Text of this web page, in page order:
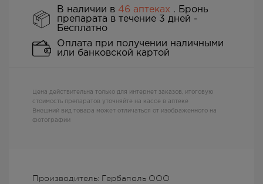
Производитель: Гербаполь ООО
В наличии в 46 аптеках . Бронь
препарата в течение 3 дней -
Бесплатно
Оплата при получении наличными
или банковской картой
Цена действительна только для интернет заказов, итоговую
стоимость препаратов уточняйте на кассе в аптеке
Внешний вид товара может отличаться от изображенного на
фотографии